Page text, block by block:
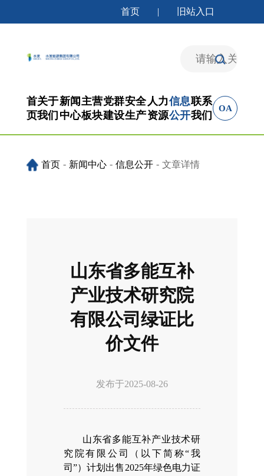
首页 | 旧站入口
首
页
关于
我们
新闻
中心
主营
板块
党群
建设
安全
生产
人力
资源
信息
公开
联系
我们
OA
首页 - 新闻中心 - 信息公开 - 文章详情
山东省多能互补
产业技术研究院
有限公司绿证比
价文件
发布于2025-08-26
山东省多能互补产业技术研
究院有限公司（以下简称“我
司”）计划出售2025年绿色电力证